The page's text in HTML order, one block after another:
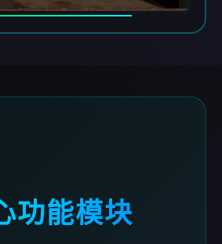
功能模块